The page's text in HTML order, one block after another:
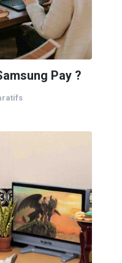
Pay ?